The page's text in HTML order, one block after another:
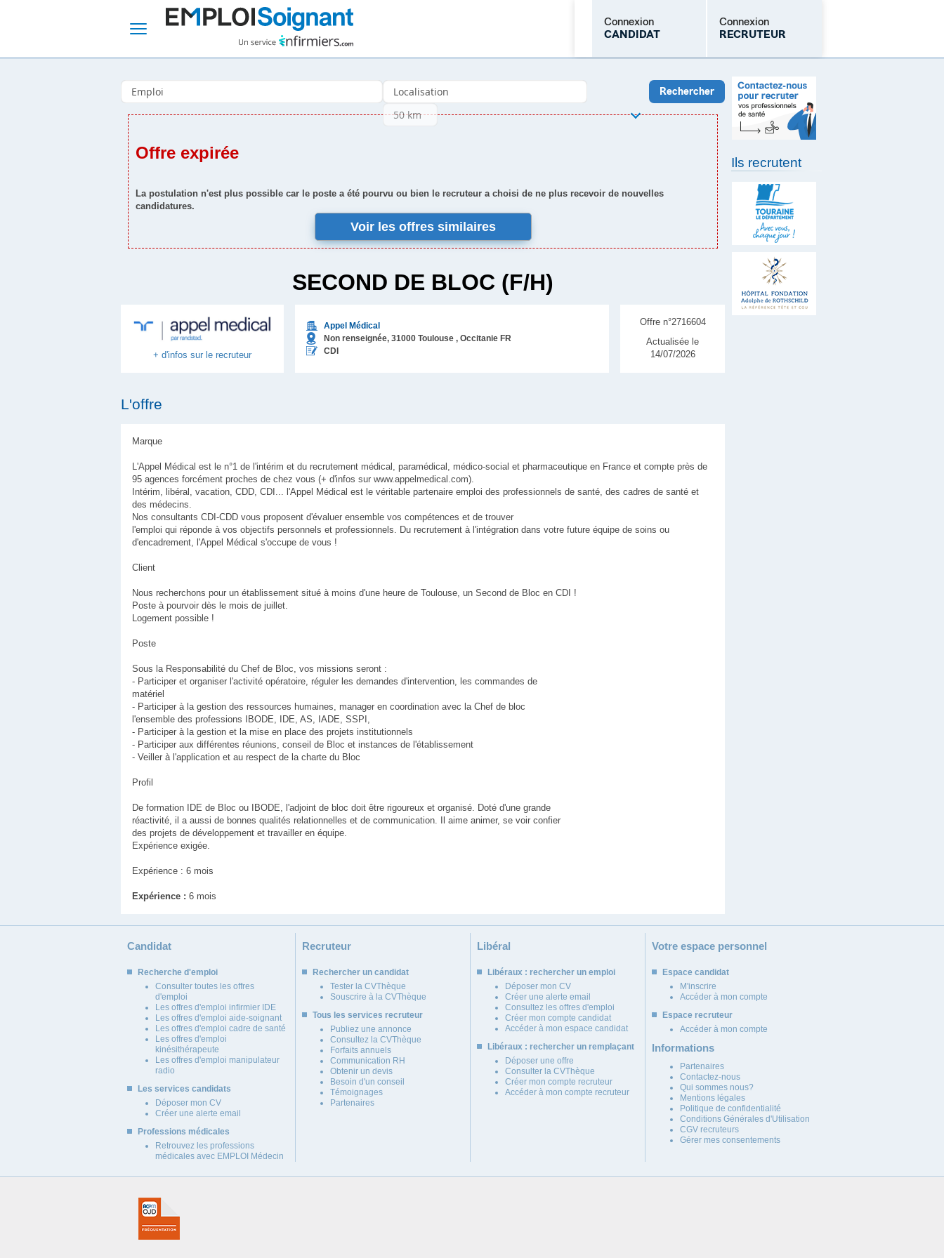
Connexion
CANDIDAT
Connexion
RECRUTEUR
Mot de passe oublié
Offre expirée
La postulation n'est plus possible car le poste a été pourvu ou bien le recruteur a choisi de ne plus recevoir de nouvelles
candidatures.
Voir les offres similaires
SECOND DE BLOC (F/H)
+ d'infos sur le recruteur
Appel Médical
Non renseignée, 31000 Toulouse , Occitanie FR
CDI
Offre n°2716604
Actualisée le
14/07/2026
L'offre
Marque
L'Appel Médical est le n°1 de l'intérim et du recrutement médical, paramédical, médico-social et pharmaceutique en France et compte près de
95 agences forcément proches de chez vous (+ d'infos sur www.appelmedical.com).
Intérim, libéral, vacation, CDD, CDI... l'Appel Médical est le véritable partenaire emploi des professionnels de santé, des cadres de santé et
des médecins.
Nos consultants CDI-CDD vous proposent d'évaluer ensemble vos compétences et de trouver
l'emploi qui réponde à vos objectifs personnels et professionnels. Du recrutement à l'intégration dans votre future équipe de soins ou
d'encadrement, l'Appel Médical s'occupe de vous !
Client
Nous recherchons pour un établissement situé à moins d'une heure de Toulouse, un Second de Bloc en CDI !
Poste à pourvoir dès le mois de juillet.
Logement possible !
Poste
Sous la Responsabilité du Chef de Bloc, vos missions seront :
- Participer et organiser l'activité opératoire, réguler les demandes d'intervention, les commandes de
matériel
- Participer à la gestion des ressources humaines, manager en coordination avec la Chef de bloc
l'ensemble des professions IBODE, IDE, AS, IADE, SSPI,
- Participer à la gestion et la mise en place des projets institutionnels
- Participer aux différentes réunions, conseil de Bloc et instances de l'établissement
- Veiller à l'application et au respect de la charte du Bloc
Profil
De formation IDE de Bloc ou IBODE, l'adjoint de bloc doit être rigoureux et organisé. Doté d'une grande
réactivité, il a aussi de bonnes qualités relationnelles et de communication. Il aime animer, se voir confier
des projets de développement et travailler en équipe.
Expérience exigée.
Expérience : 6 mois
Expérience : 6 mois
Ils recrutent
Candidat
Recherche d'emploi
Consulter toutes les offres
d'emploi
Les offres d'emploi infirmier IDE
Les offres d'emploi aide-soignant
Les offres d'emploi cadre de santé
Les offres d'emploi
kinésithérapeute
Les offres d'emploi manipulateur
radio
Les services candidats
Déposer mon CV
Créer une alerte email
Professions médicales
Retrouvez les professions
médicales avec EMPLOI Médecin
Recruteur
Rechercher un candidat
Tester la CVThèque
Souscrire à la CVThèque
Tous les services recruteur
Publiez une annonce
Consultez la CVThèque
Forfaits annuels
Communication RH
Obtenir un devis
Besoin d'un conseil
Témoignages
Partenaires
Libéral
Libéraux : rechercher un emploi
Déposer mon CV
Créer une alerte email
Consultez les offres d'emploi
Créer mon compte candidat
Accéder à mon espace candidat
Libéraux : rechercher un remplaçant
Déposer une offre
Consulter la CVThèque
Créer mon compte recruteur
Accéder à mon compte recruteur
Votre espace personnel
Espace candidat
M'inscrire
Accéder à mon compte
Espace recruteur
Accéder à mon compte
Informations
Partenaires
Contactez-nous
Qui sommes nous?
Mentions légales
Politique de confidentialité
Conditions Générales d'Utilisation
CGV recruteurs
Gérer mes consentements